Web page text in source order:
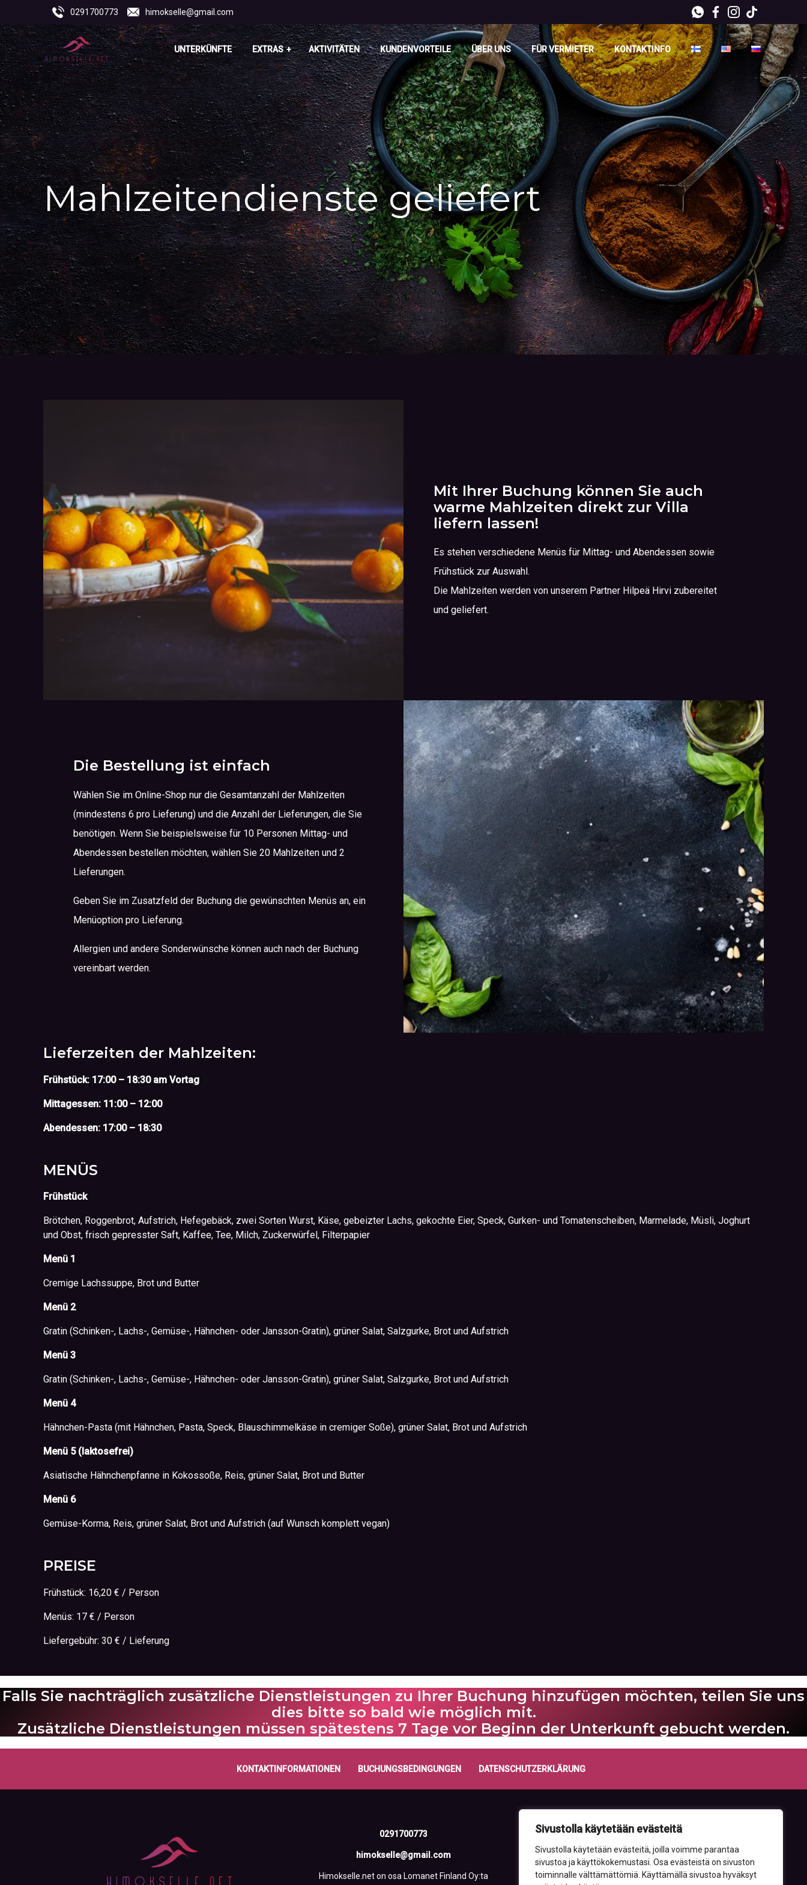
Sivustolla käytetään evästeitä
Sivustolla käytetään evästeitä, joilla voimme parantaa
sivustoa ja käyttökokemustasi. Osa evästeistä on sivuston
toiminnalle välttämättömiä. Käyttämällä sivustoa hyväksyt
0291700773 himokselle@gmail.com
UNTERKÜNFTE EXTRAS AKTIVITÄTEN KUNDENVORTEILE ÜBER UNS FÜR VERMIETER KONTAKTINFO
Mahlzeitendienste geliefert
Mit Ihrer Buchung können Sie auch
warme Mahlzeiten direkt zur Villa
liefern lassen!
Es stehen verschiedene Menüs für Mittag- und Abendessen sowie
Frühstück zur Auswahl.
Die Mahlzeiten werden von unserem Partner Hilpeä Hirvi zubereitet
und geliefert.
Die Bestellung ist einfach
Wählen Sie im Online-Shop nur die Gesamtanzahl der Mahlzeiten
(mindestens 6 pro Lieferung) und die Anzahl der Lieferungen, die Sie
benötigen. Wenn Sie beispielsweise für 10 Personen Mittag- und
Abendessen bestellen möchten, wählen Sie 20 Mahlzeiten und 2
Lieferungen.
Geben Sie im Zusatzfeld der Buchung die gewünschten Menüs an, ein
Menüoption pro Lieferung.
Allergien und andere Sonderwünsche können auch nach der Buchung
vereinbart werden.
Lieferzeiten der Mahlzeiten:
Frühstück: 17:00 – 18:30 am Vortag
Mittagessen: 11:00 – 12:00
Abendessen: 17:00 – 18:30
MENÜS
Frühstück
Brötchen, Roggenbrot, Aufstrich, Hefegebäck, zwei Sorten Wurst, Käse, gebeizter Lachs, gekochte Eier, Speck, Gurken- und Tomatenscheiben, Marmelade, Müsli, Joghurt
und Obst, frisch gepresster Saft, Kaffee, Tee, Milch, Zuckerwürfel, Filterpapier
Menü 1
Cremige Lachssuppe, Brot und Butter
Menü 2
Gratin (Schinken-, Lachs-, Gemüse-, Hähnchen- oder Jansson-Gratin), grüner Salat, Salzgurke, Brot und Aufstrich
Menü 3
Gratin (Schinken-, Lachs-, Gemüse-, Hähnchen- oder Jansson-Gratin), grüner Salat, Salzgurke, Brot und Aufstrich
Menü 4
Hähnchen-Pasta (mit Hähnchen, Pasta, Speck, Blauschimmelkäse in cremiger Soße), grüner Salat, Brot und Aufstrich
Menü 5 ( laktosefrei)
Asiatische Hähnchenpfanne in Kokossoße, Reis, grüner Salat, Brot und Butter
Menü 6
Gemüse-Korma, Reis, grüner Salat, Brot und Aufstrich (auf Wunsch komplett vegan)
PREISE
Frühstück: 16,20 € / Person
Menüs: 17 € / Person
Liefergebühr: 30 € / Lieferung
Falls Sie nachträglich zusätzliche Dienstleistungen zu Ihrer Buchung hinzufügen möchten, teilen Sie uns
dies bitte so bald wie möglich mit.
Zusätzliche Dienstleistungen müssen spätestens 7 Tage vor Beginn der Unterkunft gebucht werden.
KONTAKTINFORMATIONEN BUCHUNGSBEDINGUNGEN DATENSCHUTZERKLÄRUNG
0291700773
himokselle@gmail.com
Himokselle.net on osa Lomanet Finland Oy:ta